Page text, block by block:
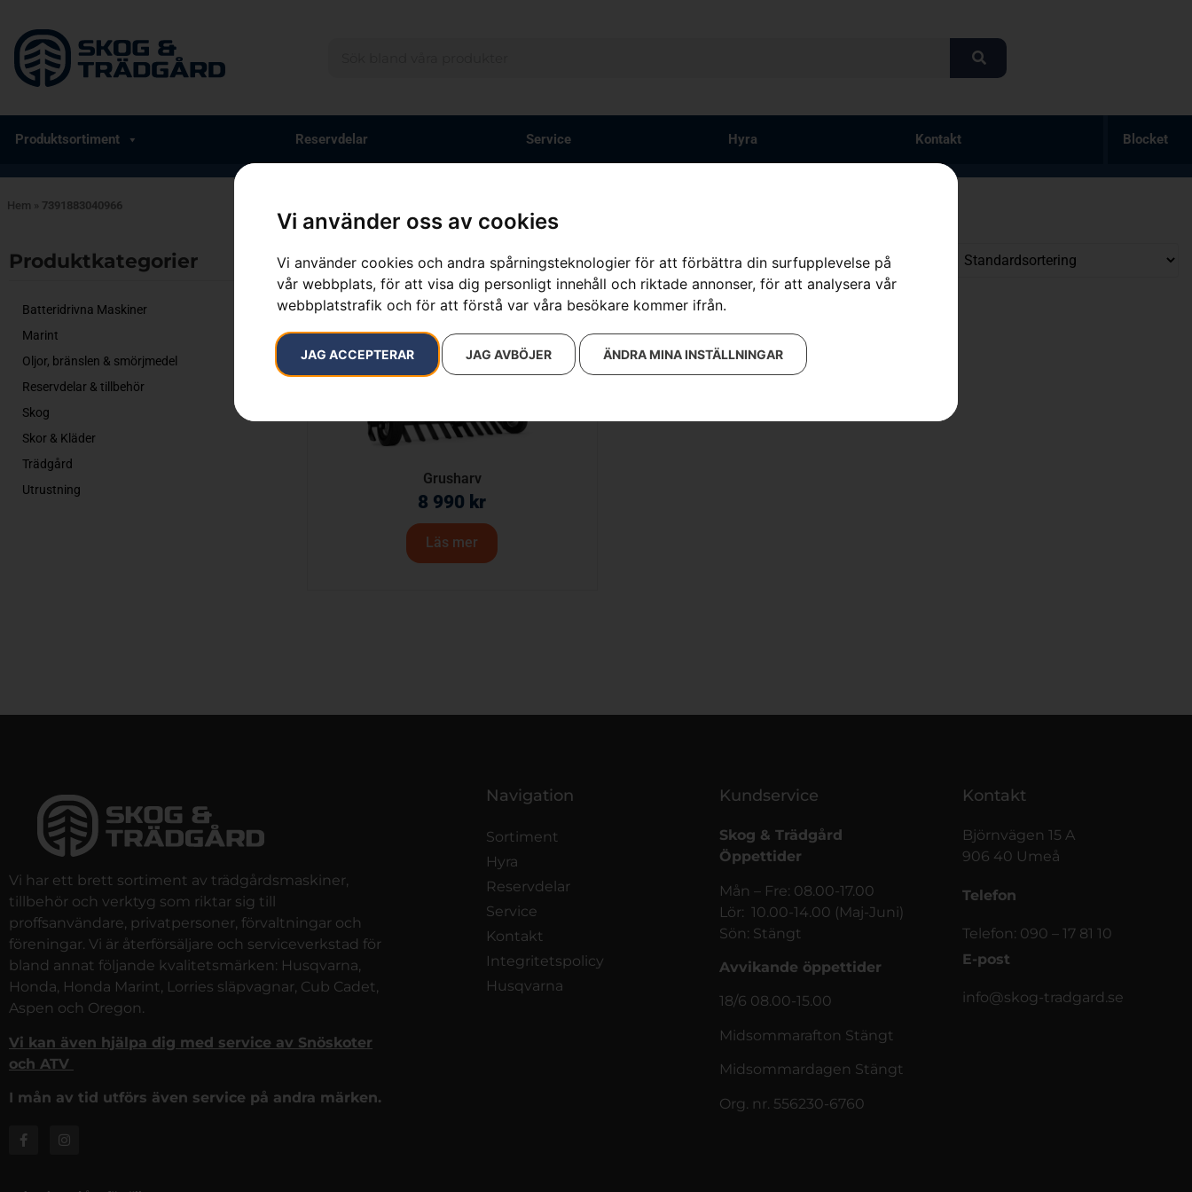
Vi använder oss av cookies
Vi använder cookies och andra spårningsteknologier för att förbättra din surfupplevelse på
vår webbplats, för att visa dig personligt innehåll och riktade annonser, för att analysera vår
webbplatstrafik och för att förstå var våra besökare kommer ifrån.
JAG ACCEPTERAR JAG AVBÖJER ÄNDRA MINA INSTÄLLNINGAR
Produktsortiment Reservdelar Service Hyra Kontakt Blocket
Hem » 7391883040966
Produktkategorier​
Batteridrivna Maskiner
Marint
Oljor, bränslen & smörjmedel
Reservdelar & tillbehör
Skog
Skor & Kläder
Trädgård
Utrustning
Endast ett sökresultat
Grusharv
8 990 kr
Läs mer
Vi har ett brett sortiment av trädgårdsmaskiner,
tillbehör och verktyg som riktar sig till
proffsanvändare, privatpersoner, förvaltningar och
föreningar. Vi är återförsäljare och serviceverkstad för
bland annat följande kvalitetsmärken: Husqvarna,
Honda, Honda Marint, Lorries släpvagnar, Cub Cadet,
Aspen och Oregon.
Vi kan även hjälpa dig med service av Snöskoter
och ATV
I mån av tid utförs även service på andra märken.
Navigation
Sortiment
Hyra
Reservdelar
Service
Kontakt
Integritetspolicy
Husqvarna
Kundservice
Skog & Trädgård
Öppettider
Mån – Fre: 08.00-17.00
Lör: 10.00-14.00 (Maj-Juni)
Sön: Stängt
Avvikande öppettider
18/6 08.00-15.00
Midsommarafton Stängt
Midsommardagen Stängt
Org. nr. 556230-6760
Kontakt
Björnvägen 15 A
906 40 Umeå
Telefon
Telefon: 090 – 17 81 10
E-post
info@skog-tradgard.se